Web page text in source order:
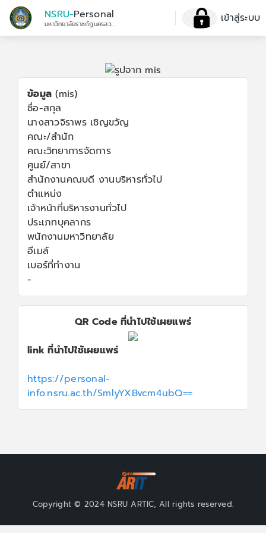
NSRU-Personal
มหาวิทยาลัยราชภัฏนครสวรรค์ เข้าสู่ระบบ
ข้อมูล (mis)
ชื่อ-สกุล
นางสาวจิราพร เชิญขวัญ
คณะ/สำนัก
คณะวิทยาการจัดการ
ศูนย์/สาขา
สำนักงานคณบดี งานบริหารทั่วไป
ตำแหน่ง
เจ้าหน้าที่บริหารงานทั่วไป
ประเภทบุคลากร
พนักงานมหาวิทยาลัย
อีเมล์
เบอร์ที่ทำงาน
-
QR Code ที่นำไปใช้เผยแพร่
link ที่นำไปใช้เผยแพร่
https://personal-
info.nsru.ac.th/SmlyYXBvcm4ubQ==
Copyright © 2024 NSRU ARTIC, All rights reserved.